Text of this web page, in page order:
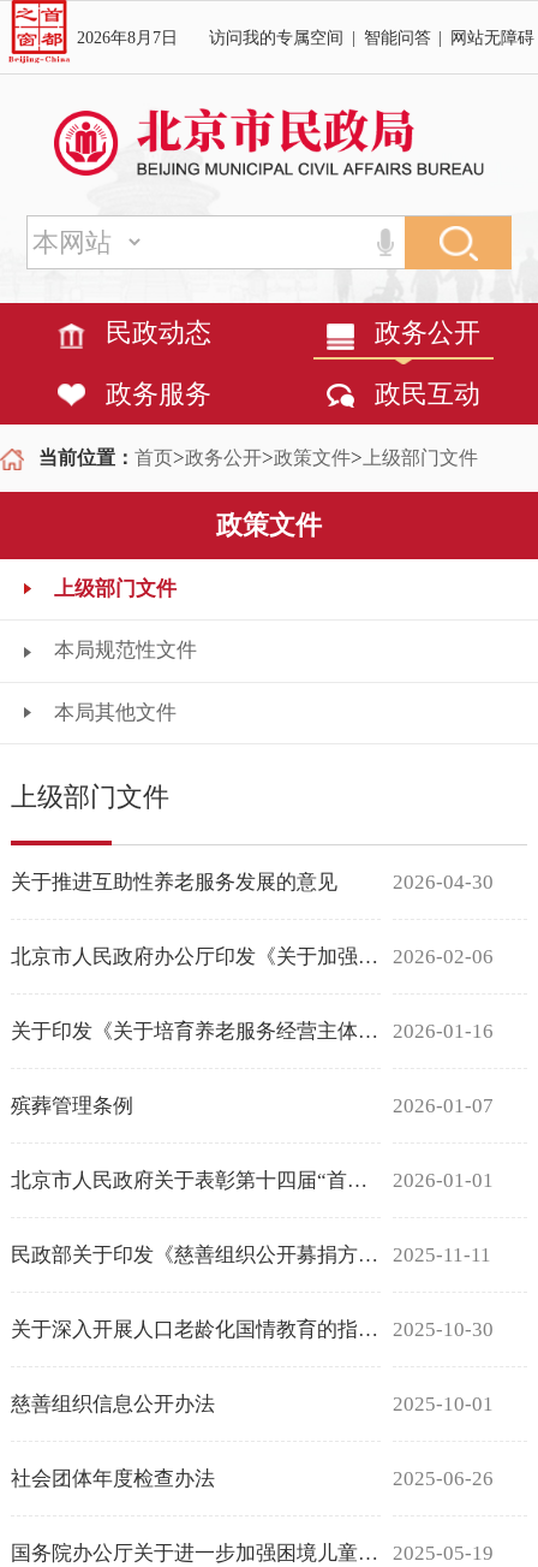
2026年8月7日 访问我的专属空间 智能问答 网站无障碍
民政动态 政务公开
政务服务 政民互动
当前位置： 首页>政务公开>政策文件> 上级部门文件
政策文件
上级部门文件
本局规范性文件
本局其他文件
上级部门文件
关于推进互助性养老服务发展的意见 2026-04-30
北京市人民政府办公厅印发《关于加强低收入人口动态监测做好分层分类社会救助工作的实施意见》的通知 2026-02-06
关于印发《关于培育养老服务经营主体 促进银发经济发展的若干措施》的通知 2026-01-16
殡葬管理条例 2026-01-07
北京市人民政府关于表彰第十四届“首都见义勇为权益保护先进单位及好市民”的决定 2026-01-01
民政部关于印发《慈善组织公开募捐方案备案指引（试行）》的通知 2025-11-11
关于深入开展人口老龄化国情教育的指导意见 2025-10-30
慈善组织信息公开办法 2025-10-01
社会团体年度检查办法 2025-06-26
国务院办公厅关于进一步加强困境儿童福利保障工作的意见 2025-05-19